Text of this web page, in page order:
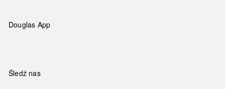
Douglas App
Śledź nas